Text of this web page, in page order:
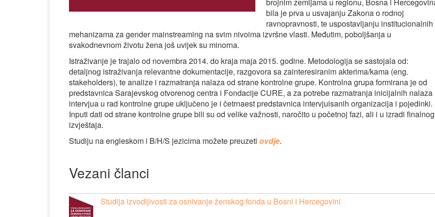
bila je prva u usvajanju Zakona o rodnoj
ravnopravnosti, te uspostavljanju institucionalnih
mehanizama za gender mainstreaming na svim nivoima izvršne vlasti. Međutim, poboljšanja u
svakodnevnom životu žena još uvijek su minorna.
Istraživanje je trajalo od novembra 2014. do kraja maja 2015. godine. Metodologija se sastojala od:
detaljnog istraživanja relevantne dokumentacije, razgovora sa zainteresiranim akterima/kama (eng.
stakeholders), te analize i razmatranja nalaza od strane kontrolne grupe. Kontrolna grupa formirana je od
predstavnica Sarajevskog otvorenog centra i Fondacije CURE, a za potrebe razmatranja inicijalnih nalaza
intervjua u rad kontrolne grupe uključeno je i četrnaest predstavnica intervjuisanih organizacija i pojedinki.
Inputi dati od strane kontrolne grupe bili su od velike važnosti, naročito u početnoj fazi, ali i u izradi finalnog
izvještaja.
Studiju na engleskom i B/H/S jezicima možete preuzeti ovdje.
Vezani članci
Studija izvodljivosti za osnivanje ženskog fonda u Bosni i Hercegovini